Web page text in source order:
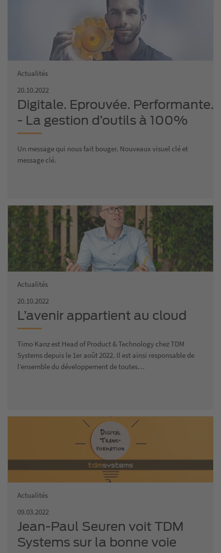
Actualités
20.10.2022
Digitale. Eprouvée. Performante.
- La gestion d’outils à 100%
Un message qui nous fait bouger. Nouveaux visuel clé et
message clé.
Actualités
20.10.2022
L’avenir appartient au cloud
Timo Kanz est Head of Product & Technology chez TDM
Systems depuis le 1er août 2022. Il est ainsi responsable de
l’ensemble du développement de toutes…
Actualités
09.03.2022
Jean-Paul Seuren voit TDM
Systems sur la bonne voie